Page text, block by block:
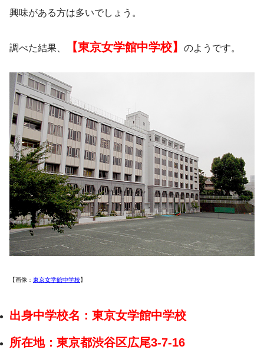
興味がある方は多いでしょう。
調べた結果、 【東京女学館中学校】 のようです。
【画像： 東京女学館中学校】
出身中学校名：東京女学館中学校
所在地：東京都渋谷区広尾3-7-16